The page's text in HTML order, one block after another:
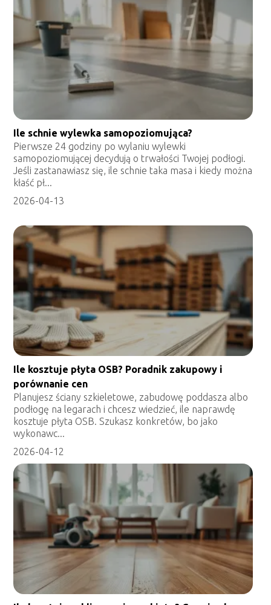
Ile schnie wylewka samopoziomująca?
Pierwsze 24 godziny po wylaniu wylewki
samopoziomującej decydują o trwałości Twojej podłogi.
Jeśli zastanawiasz się, ile schnie taka masa i kiedy można
kłaść pł...
2026-04-13
Ile kosztuje płyta OSB? Poradnik zakupowy i
porównanie cen
Planujesz ściany szkieletowe, zabudowę poddasza albo
podłogę na legarach i chcesz wiedzieć, ile naprawdę
kosztuje płyta OSB. Szukasz konkretów, bo jako
wykonawc...
2026-04-12